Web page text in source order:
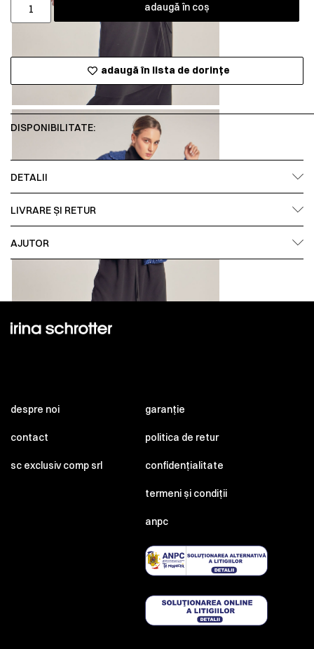
adaugă în coș
adaugă în lista de dorințe
DISPONIBILITATE:
DETALII
LIVRARE ȘI RETUR
AJUTOR
despre noi
contact
sc exclusiv comp srl
garanție
politica de retur
confidențialitate
termeni și condiții
anpc